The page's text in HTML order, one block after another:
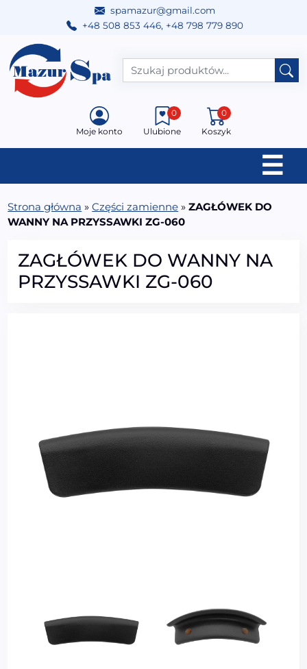
spamazur@gmail.com
+48 508 853 446, +48 798 779 890
Przejdź do treści
Main Navigation
Moje konto Ulubione
0
Koszyk
0
☰
Strona główna »Części zamienne »ZAGŁÓWEK DO
WANNY NA PRZYSSAWKI ZG-060
ZAGŁÓWEK DO WANNY NA
PRZYSSAWKI ZG-060